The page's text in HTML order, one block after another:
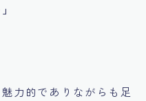
力的でありながらも足